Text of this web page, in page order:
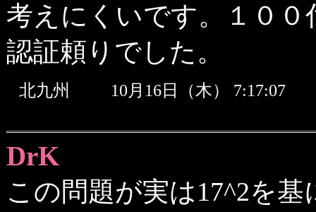
考えにくいです。１０
認証頼りでした。
北九州 10月16日（木）
DrK
この問題が実は17^2を